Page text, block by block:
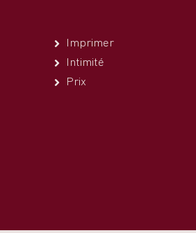
Imprimer
Intimité
Prix